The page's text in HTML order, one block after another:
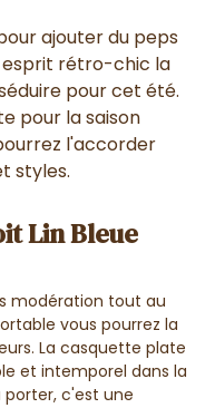
ajouter du peps
esprit rétro-chic la
pour cet été.
pour la saison
l'accorder
styles.
Lin Bleue
modération tout au
vous pourrez la
La casquette plate
et intemporel dans la
c'est une